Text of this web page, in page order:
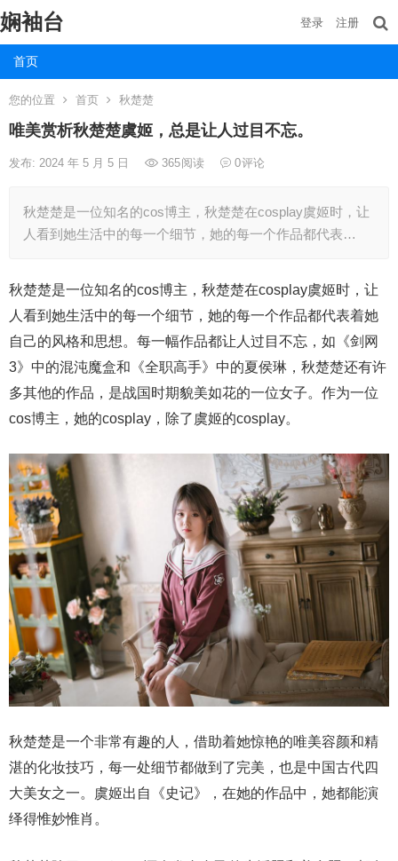
娴袖台
首页
登录 注册
您的位置 首页 秋楚楚
唯美赏析秋楚楚虞姬，总是让人过目不忘。
发布: 2024 年 5 月 5 日 365阅读 0评论
秋楚楚是一位知名的cos博主，秋楚楚在cosplay虞姬时，让
人看到她生活中的每一个细节，她的每一个作品都代表…
秋楚楚是一位知名的cos博主，秋楚楚在cosplay虞姬时，让
人看到她生活中的每一个细节，她的每一个作品都代表着她
自己的风格和思想。每一幅作品都让人过目不忘，如《剑网
3》中的混沌魔盒和《全职高手》中的夏侯琳，秋楚楚还有许
多其他的作品，是战国时期貌美如花的一位女子。作为一位
cos博主，她的cosplay，除了虞姬的cosplay。
秋楚楚是一个非常有趣的人，借助着她惊艳的唯美容颜和精
湛的化妆技巧，每一处细节都做到了完美，也是中国古代四
大美女之一。虞姬出自《史记》，在她的作品中，她都能演
绎得惟妙惟肖。